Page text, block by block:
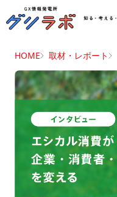
HOME 取材・レポート